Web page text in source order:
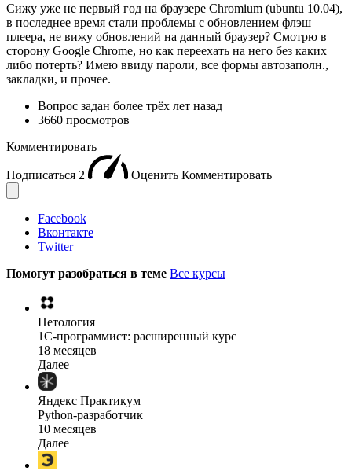
Сижу уже не первый год на браузере Chromium (ubuntu 10.04),
в последнее время стали проблемы с обновлением флэш
плеера, не вижу обновлений на данный браузер? Смотрю в
сторону Google Chrome, но как переехать на него без каких
либо потерть? Имею ввиду пароли, все формы автозаполн.,
закладки, и прочее.
Вопрос задан более трёх лет назад
3660 просмотров
Комментировать
Подписаться 2 Оценить Комментировать
Facebook
Вконтакте
Twitter
Помогут разобраться в теме Все курсы
Нетология
1C-программист: расширенный курс
18 месяцев
Далее
Яндекс Практикум
Python-разработчик
10 месяцев
Далее